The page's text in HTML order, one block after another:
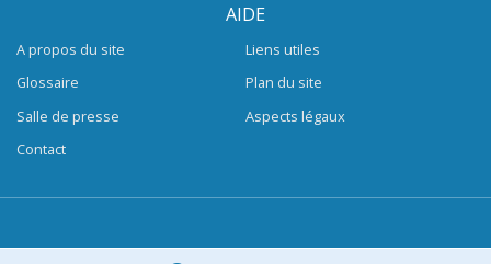
AIDE
A propos du site
Glossaire
Salle de presse
Contact
Liens utiles
Plan du site
Aspects légaux